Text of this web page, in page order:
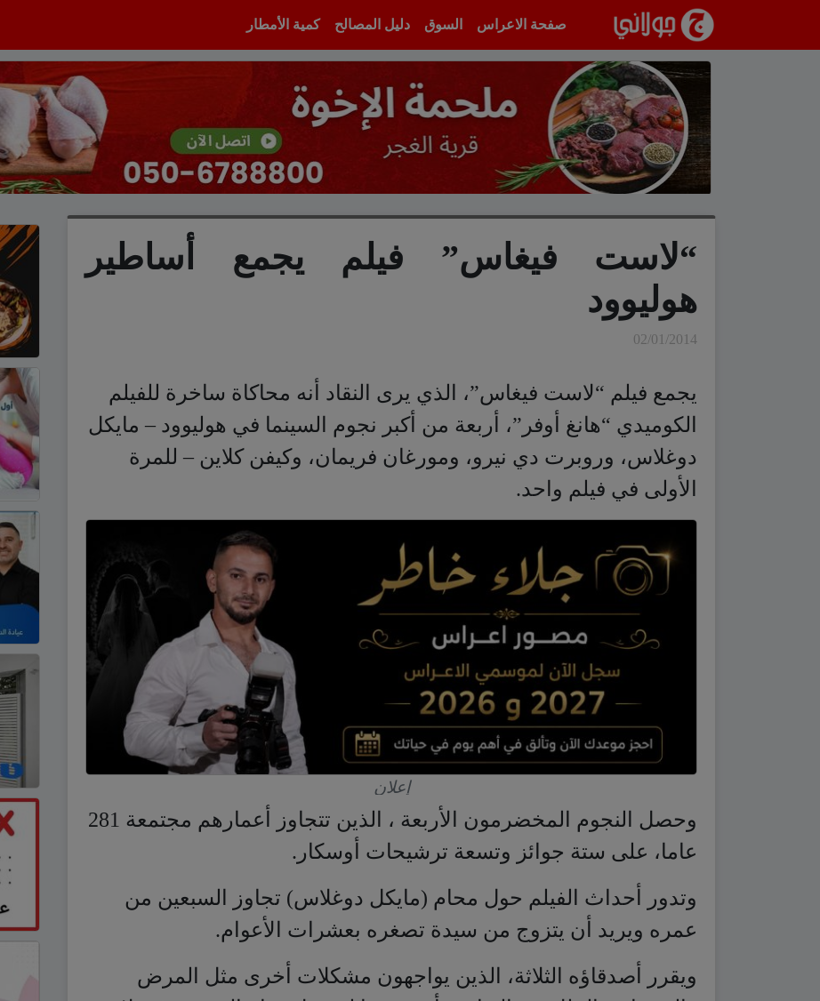
صفحة الاعراس
السوق دليل المصالح كمية الأمطار
“لاست فيغاس” فيلم يجمع أساطير
هوليوود
02/01/2014
يجمع فيلم “لاست فيغاس”، الذي يرى النقاد أنه محاكاة ساخرة للفيلم
الكوميدي “هانغ أوفر”، أربعة من أكبر نجوم السينما في هوليوود – مايكل
دوغلاس، وروبرت دي نيرو، ومورغان فريمان، وكيفن كلاين – للمرة
الأولى في فيلم واحد.
عاما، على ستة جوائز وتسعة ترشيحات أوسكار.
وتدور أحداث الفيلم حول محام (مايكل دوغلاس) تجاوز السبعين من
عمره ويريد أن يتزوج من سيدة تصغره بعشرات الأعوام.
ويقرر أصدقاؤه الثلاثة، الذين يواجهون مشكلات أخرى مثل المرض
والحرمان والملل من التقاعد، أن يقيموا له حفل وداع العزوبية في لاس
فيغاس.
وأكد نجوم الفيلم على أن موافقتهم على السيناريو لم تكن مرتبطة